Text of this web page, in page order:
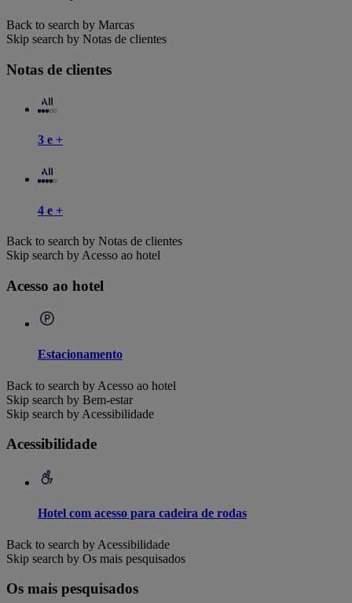
Back to search by Marcas
Skip search by Notas de clientes
Notas de clientes
3 e +
4 e +
Back to search by Notas de clientes
Skip search by Acesso ao hotel
Acesso ao hotel
Estacionamento
Back to search by Acesso ao hotel
Skip search by Bem-estar
Skip search by Acessibilidade
Acessibilidade
Hotel com acesso para cadeira de rodas
Back to search by Acessibilidade
Skip search by Os mais pesquisados
Os mais pesquisados